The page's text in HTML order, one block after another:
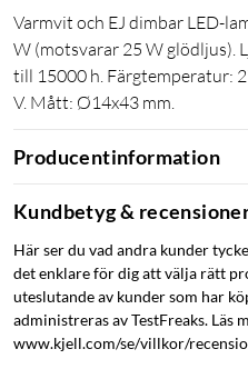
Varmvit och EJ dimbar LED-
W (motsvarar 25 W glödljus).
till 15000 h. Färgtemperatur:
V. Mått: Ø14x43 mm.
Producentinformation
Kundbetyg &
Här ser du vad andra kunder
det enklare för dig att välja rätt
uteslutande av kunder som har
administreras av TestFreaks.
www.kjell.com/se/villkor/